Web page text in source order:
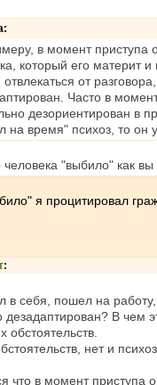
в момент приступа
который его материт
отвлекаться от
Часто в
дезориентирован в
на время" психоз, то он
"выбило" как
я процитировал
:
в себя, пошел на
дезадаптирован? В чем
обстоятельств.
нет и
что в момент приступа